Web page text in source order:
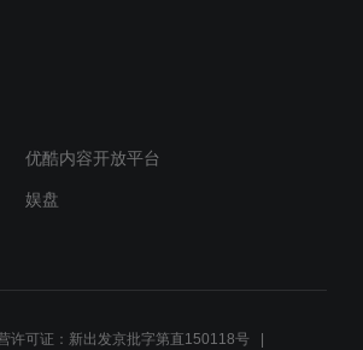
优酷内容开放平台
娱盘
许可证：新出发京批字第直150118号